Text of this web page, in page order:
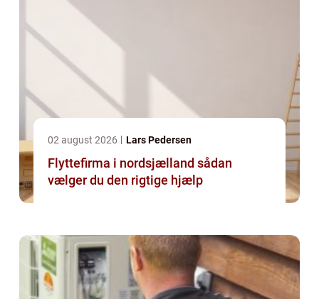
02 august 2026 Lars Pedersen
Flyttefirma i nordsjælland sådan
vælger du den rigtige hjælp